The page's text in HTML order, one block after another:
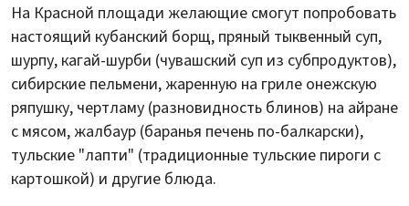
На Красной площади желающие смогут попробовать
настоящий кубанский борщ, пряный тыквенный суп,
шурпу, кагай-шурби (чувашский суп из субпродуктов),
сибирские пельмени, жаренную на гриле онежскую
ряпушку, чертламу (разновидность блинов) на айране
с мясом, жалбаур (баранья печень по-балкарски),
тульские "лапти" (традиционные тульские пироги с
картошкой) и другие блюда.